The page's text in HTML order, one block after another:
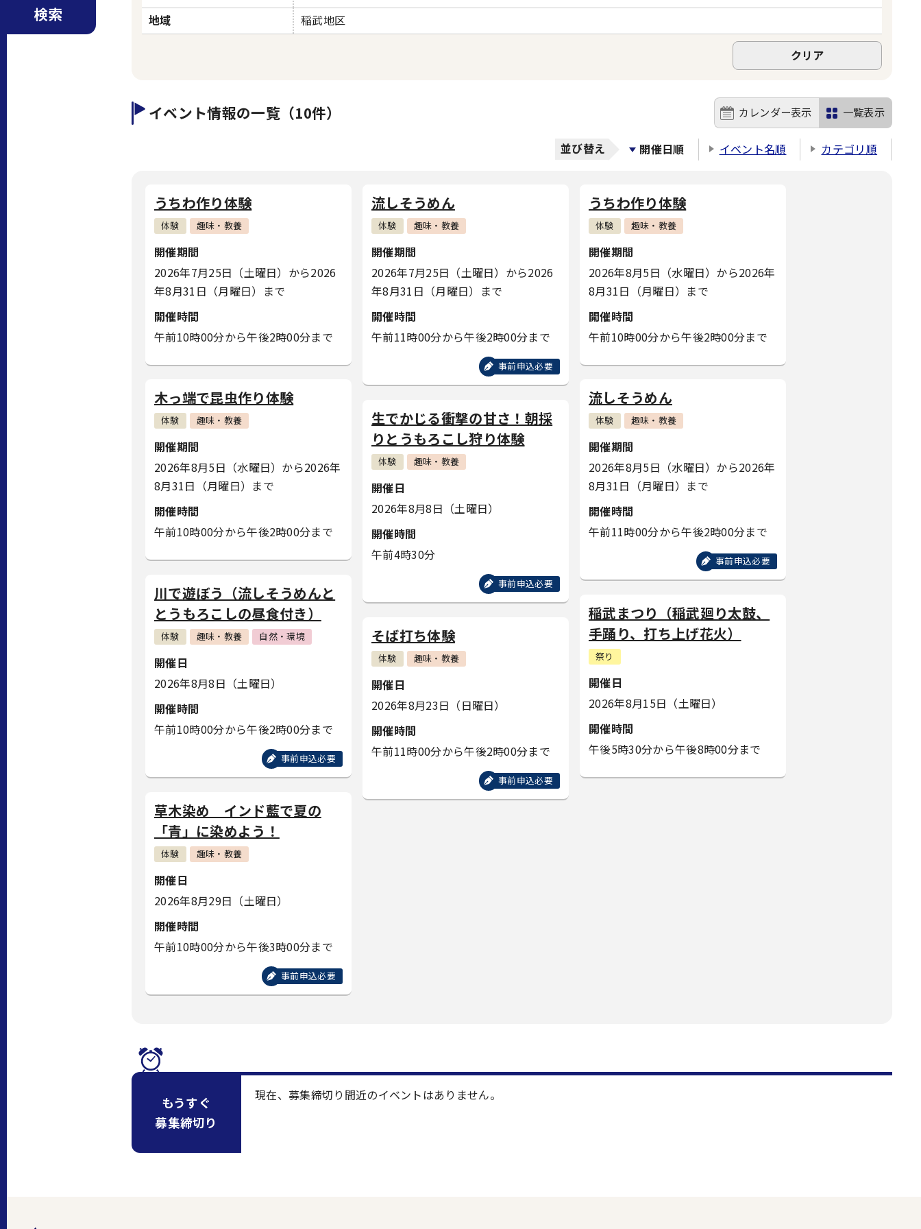
検索
地域
稲武地区
イベント情報の一覧（10件） カレンダー表示 一覧表示
並び替え 開催日順 イベント名順 カテゴリ順
うちわ作り体験
体験 趣味・教養
開催期間
2026年7月25日（土曜日）から2026
年8月31日（月曜日）まで
開催時間
午前10時00分から午後2時00分まで
流しそうめん
体験 趣味・教養
開催期間
2026年7月25日（土曜日）から2026
年8月31日（月曜日）まで
開催時間
午前11時00分から午後2時00分まで
事前申込必要
うちわ作り体験
体験 趣味・教養
開催期間
2026年8月5日（水曜日）から2026年
8月31日（月曜日）まで
開催時間
午前10時00分から午後2時00分まで
木っ端で昆虫作り体験
体験 趣味・教養
開催期間
2026年8月5日（水曜日）から2026年
8月31日（月曜日）まで
開催時間
午前10時00分から午後2時00分まで
流しそうめん
体験 趣味・教養
開催期間
2026年8月5日（水曜日）から2026年
8月31日（月曜日）まで
開催時間
午前11時00分から午後2時00分まで
事前申込必要
生でかじる衝撃の甘さ！朝採
りとうもろこし狩り体験
体験 趣味・教養
開催日
2026年8月8日（土曜日）
開催時間
午前4時30分
事前申込必要
川で遊ぼう（流しそうめんと
とうもろこしの昼食付き）
体験 趣味・教養 自然・環境
開催日
2026年8月8日（土曜日）
開催時間
午前10時00分から午後2時00分まで
事前申込必要
稲武まつり（稲武廻り太鼓、
手踊り、打ち上げ花火）
祭り
開催日
2026年8月15日（土曜日）
開催時間
午後5時30分から午後8時00分まで
そば打ち体験
体験 趣味・教養
開催日
2026年8月23日（日曜日）
開催時間
午前11時00分から午後2時00分まで
事前申込必要
草木染め インド藍で夏の
「青」に染めよう！
体験 趣味・教養
開催日
2026年8月29日（土曜日）
開催時間
午前10時00分から午後3時00分まで
事前申込必要
もうすぐ
募集締切り
現在、募集締切り間近のイベントはありません。